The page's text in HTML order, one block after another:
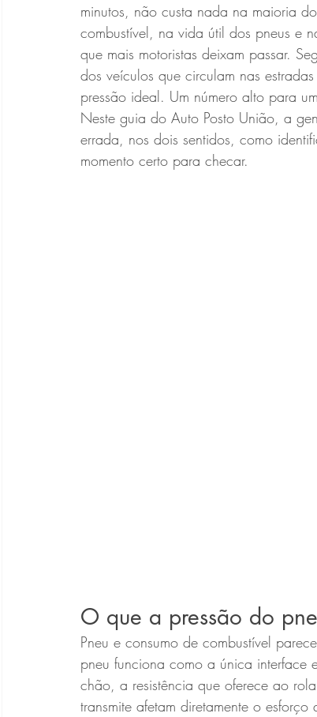
minutos, não custa nada na maioria
combustível, na vida útil dos pneus e
que mais motoristas deixam passar.
dos veículos que circulam nas
pressão ideal. Um número alto para
Neste guia do Auto Posto União, a
errada, nos dois sentidos, como
momento certo para checar.
O que a pressão do
Pneu e consumo de combustível
pneu funciona como a única
chão, a resistência que oferece ao
transmite afetam diretamente o